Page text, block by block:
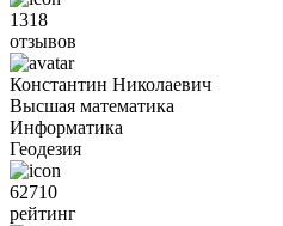
1318
отзывов
Константин Николаевич
Высшая математика
Информатика
Геодезия
62710
рейтинг